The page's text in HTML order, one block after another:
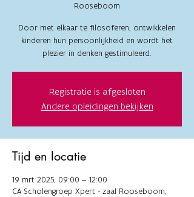
Rooseboom
Door met elkaar te filosoferen, ontwikkelen
kinderen hun persoonlijkheid en wordt het
plezier in denken gestimuleerd.
Registratie is afgesloten
Andere opleidingen bekijken
Tijd en locatie
19 mrt 2025, 09:00 – 12:00
CA Scholengroep Xpert - zaal Rooseboom,